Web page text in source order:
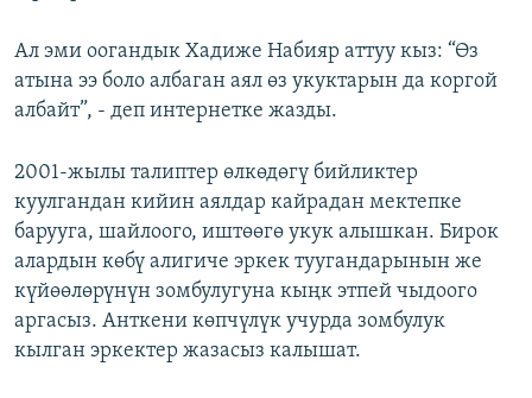
Ал эми оогандык Хадиже Набияр аттуу кыз: “Өз
атына ээ боло албаган аял өз укуктарын да коргой
албайт”, - деп интернетке жазды.
2001-жылы талиптер өлкөдөгү бийликтер
куулгандан кийин аялдар кайрадан мектепке
барууга, шайлоого, иштөөгө укук алышкан. Бирок
алардын көбү алигиче эркек туугандарынын же
күйөөлөрүнүн зомбулугуна кыңк этпей чыдоого
аргасыз. Анткени көпчүлүк учурда зомбулук
кылган эркектер жазасыз калышат.